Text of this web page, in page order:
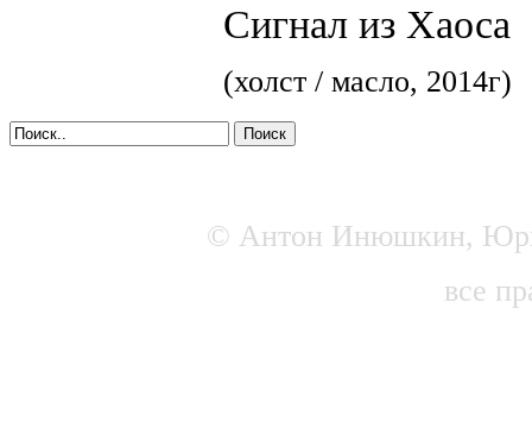
Сигнал из Хаоса
(холст / масло, 2014г)
Поиск
© Антон Инюшкин,
все